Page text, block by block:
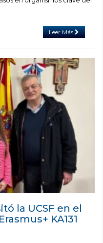
Leer Más
la UCSF en el
KA131